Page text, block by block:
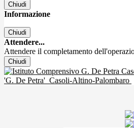
Chiudi
Informazione
Chiudi
Attendere...
Attendere il completamento
Chiudi
'G. De Petra' Casoli-Altino-Palombaro